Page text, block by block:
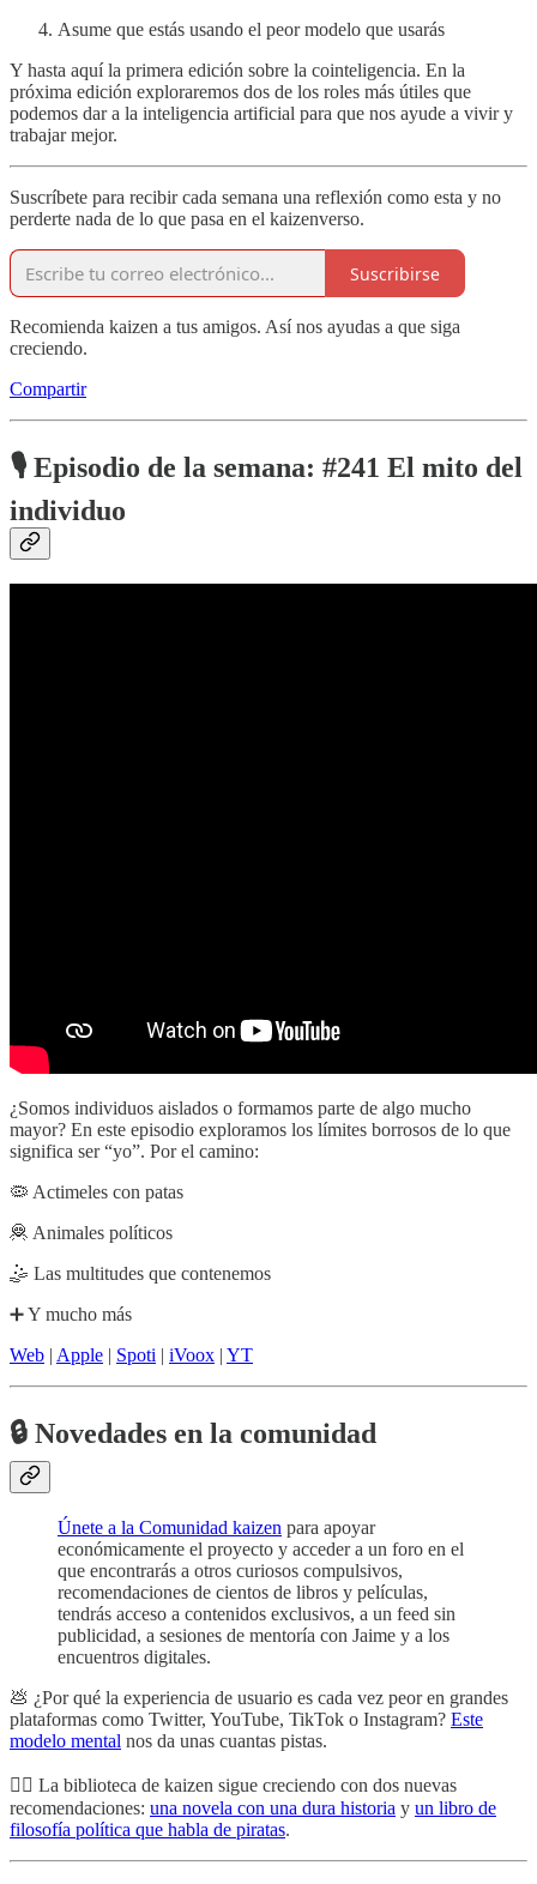
Asume que estás usando el peor modelo que usarás
Y hasta aquí la primera edición sobre la cointeligencia. En la
próxima edición exploraremos dos de los roles más útiles que
podemos dar a la inteligencia artificial para que nos ayude a vivir y
trabajar mejor.
Suscríbete para recibir cada semana una reflexión como esta y no
perderte nada de lo que pasa en el kaizenverso.
Suscribirse
Recomienda kaizen a tus amigos. Así nos ayudas a que siga
creciendo.
Compartir
🎙️ Episodio de la semana: #241 El mito del
individuo
¿Somos individuos aislados o formamos parte de algo mucho
mayor? En este episodio exploramos los límites borrosos de lo que
significa ser “yo”. Por el camino:
🦠 Actimeles con patas
🦧 Animales políticos
🤹 Las multitudes que contenemos
➕ Y mucho más
Web | Apple | Spoti | iVoox | YT
🔒 Novedades en la comunidad
Únete a la Comunidad kaizen para apoyar
económicamente el proyecto y acceder a un foro en el
que encontrarás a otros curiosos compulsivos,
recomendaciones de cientos de libros y películas,
tendrás acceso a contenidos exclusivos, a un feed sin
publicidad, a sesiones de mentoría con Jaime y a los
encuentros digitales.
💩 ¿Por qué la experiencia de usuario es cada vez peor en grandes
plataformas como Twitter, YouTube, TikTok o Instagram? Este
modelo mental nos da unas cuantas pistas.
🏴‍☠️ La biblioteca de kaizen sigue creciendo con dos nuevas
recomendaciones: una novela con una dura historia y un libro de
filosofía política que habla de piratas.